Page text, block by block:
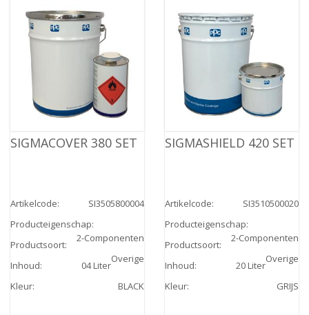
SIGMACOVER 380 SET
Artikelcode:
SI3505800004
Producteigenschap:
2-Componenten
Productsoort:
Overige
Inhoud:
04 Liter
Kleur: BLACK
SIGMASHIELD 420 SET
Artikelcode:
SI3510500020
Producteigenschap:
2-Componenten
Productsoort:
Overige
Inhoud:
20 Liter
Kleur: GRIJS